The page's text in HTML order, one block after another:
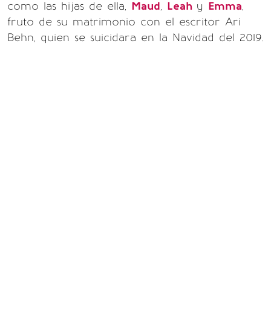
como las hijas de ella, Maud, Leah y Emma,
fruto de su matrimonio con el escritor Ari
Behn, quien se suicidara en la Navidad del 2019.